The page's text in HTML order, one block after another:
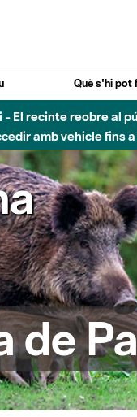
Què s'hi pot
- El recinte reobre al
amb vehicle
de